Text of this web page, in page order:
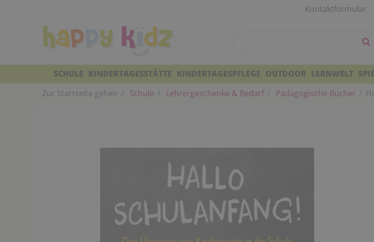
Kontaktformular
SCHULE KINDERTAGESSTÄTTE KINDERTAGESPFLEGE OUTDOOR LERNWELT
Zur Startseite gehen
Schule Lehrergeschenke & Bedarf Pädagogische Bücher